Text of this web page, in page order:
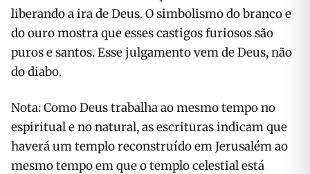
liberando a ira de Deus. O simbolismo do branco e
do ouro mostra que esses castigos furiosos são
puros e santos. Esse julgamento vem de Deus, não
do diabo.
Nota: Como Deus trabalha ao mesmo tempo no
espiritual e no natural, as escrituras indicam que
haverá um templo reconstruído em Jerusalém ao
mesmo tempo em que o templo celestial está